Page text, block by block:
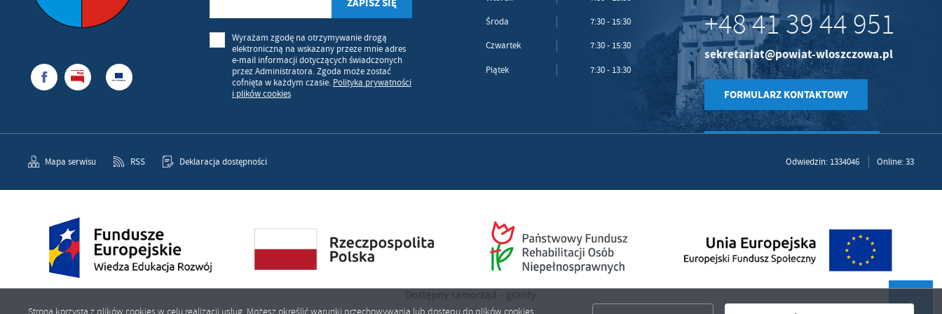
Wyrażam zgodę na otrzymywanie drogą
elektroniczną na wskazany przeze mnie adres
e-mail informacji dotyczących świadczonych
przez Administratora. Zgoda może zostać
cofnięta w każdym czasie. Polityka prywatności
i plików cookies
Środa 7:30 - 15:30
Czwartek 7:30 - 15:30
Piątek 7:30 - 13:30
+48 41 39 44 951
sekretariat@powiat-wloszczowa.pl
FORMULARZ KONTAKTOWY
Mapa serwisu RSS Deklaracja dostępności Odwiedzin: 1334046 Online: 33
Strona korzysta z plików cookies w celu realizacji usług. Możesz określić warunki przechowywania lub dostępu do plików cookies